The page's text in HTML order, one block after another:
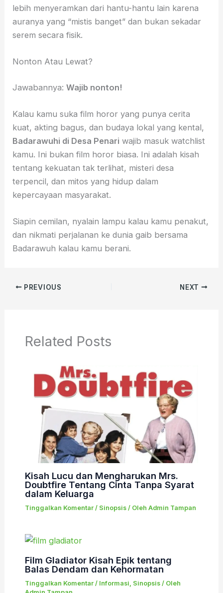
lebih menyeramkan dari hantu-hantu lain karena
auranya yang “mistis banget” dan bukan sekadar
serem secara fisik.
Nonton Atau Lewat?
Jawabannya:Wajib nonton!
Kalau kamu suka film horor yang punya cerita
kuat, akting bagus, dan budaya lokal yang kental,
Badarawuhi di Desa Penari wajib masuk watchlist
kamu. Ini bukan film horor biasa. Ini adalah kisah
tentang kekuatan tak terlihat, misteri desa
terpencil, dan mitos yang hidup dalam
kepercayaan masyarakat.
Siapin cemilan, nyalain lampu kalau kamu penakut,
dan nikmati perjalanan ke dunia gaib bersama
Badarawuh kalau kamu berani.
PREVIOUS NEXT
Related Posts
Kisah Lucu dan Mengharukan Mrs.
Doubtfire Tentang Cinta Tanpa Syarat
dalam Keluarga
Tinggalkan Komentar / Sinopsis/ Oleh Admin Tampan
Film Gladiator Kisah Epik tentang
Balas Dendam dan Kehormatan
Tinggalkan Komentar / Informasi Sinopsis/ Oleh